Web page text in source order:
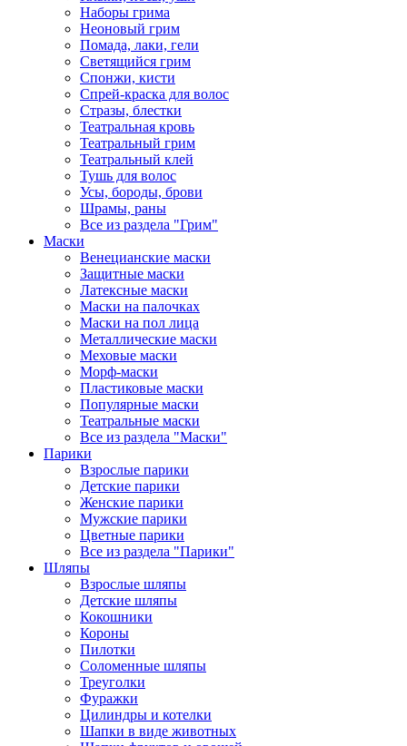
Наборы грима
Неоновый грим
Помада, лаки, гели
Светящийся грим
Спонжи, кисти
Спрей-краска для волос
Стразы, блестки
Театральная кровь
Театральный грим
Театральный клей
Тушь для волос
Усы, бороды, брови
Шрамы, раны
Все из раздела "Грим"
Маски
Венецианские маски
Защитные маски
Латексные маски
Маски на палочках
Маски на пол лица
Металлические маски
Меховые маски
Морф-маски
Пластиковые маски
Популярные маски
Театральные маски
Все из раздела "Маски"
Парики
Взрослые парики
Детские парики
Женские парики
Мужские парики
Цветные парики
Все из раздела "Парики"
Шляпы
Взрослые шляпы
Детские шляпы
Кокошники
Короны
Пилотки
Соломенные шляпы
Треуголки
Фуражки
Цилиндры и котелки
Шапки в виде животных